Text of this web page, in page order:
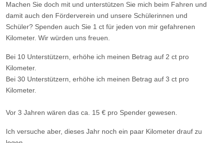
Machen Sie doch mit und unterstützen Sie mich beim Fahren und
damit auch den Förderverein und unsere Schülerinnen und
Schüler? Spenden auch Sie 1 ct für jeden von mir gefahrenen
Kilometer. Wir würden uns freuen.
Bei 10 Unterstützern, erhöhe ich meinen Betrag auf 2 ct pro
Kilometer.
Bei 30 Unterstützern, erhöhe ich meinen Betrag auf 3 ct pro
Kilometer.
Vor 3 Jahren wären das ca. 15 € pro Spender gewesen.
Ich versuche aber, dieses Jahr noch ein paar Kilometer drauf zu